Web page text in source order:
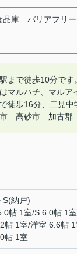
品庫 バリアフリー
まで徒歩10分です。
マルハチ、マルア
徒歩16分、二見中
高砂市 加古郡
S(納戸)
帖 1室/S 6.0帖 1室
帖 1室/洋室 6.6帖 1
帖 1室